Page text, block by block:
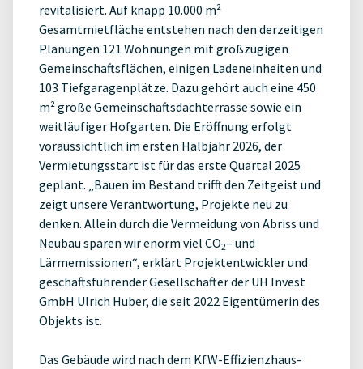
revitalisiert. Auf knapp 10.000 m²
Gesamtmietfläche entstehen nach den derzeitigen
Planungen 121 Wohnungen mit großzügigen
Gemeinschaftsflächen, einigen Ladeneinheiten und
103 Tiefgaragenplätze. Dazu gehört auch eine 450
m² große Gemeinschaftsdachterrasse sowie ein
weitläufiger Hofgarten. Die Eröffnung erfolgt
voraussichtlich im ersten Halbjahr 2026, der
Vermietungsstart ist für das erste Quartal 2025
geplant. „Bauen im Bestand trifft den Zeitgeist und
zeigt unsere Verantwortung, Projekte neu zu
denken. Allein durch die Vermeidung von Abriss und
Neubau sparen wir enorm viel CO2– und
Lärmemissionen“, erklärt Projektentwickler und
geschäftsführender Gesellschafter der UH Invest
GmbH Ulrich Huber, die seit 2022 Eigentümerin des
Objekts ist.
Das Gebäude wird nach dem KfW-Effizienzhaus-